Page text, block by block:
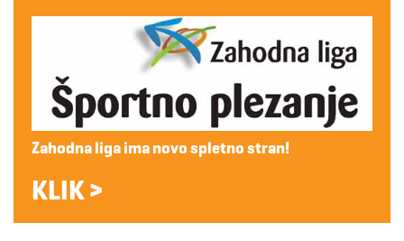
Zahodna liga ima novo spletno stran!
KLIK >